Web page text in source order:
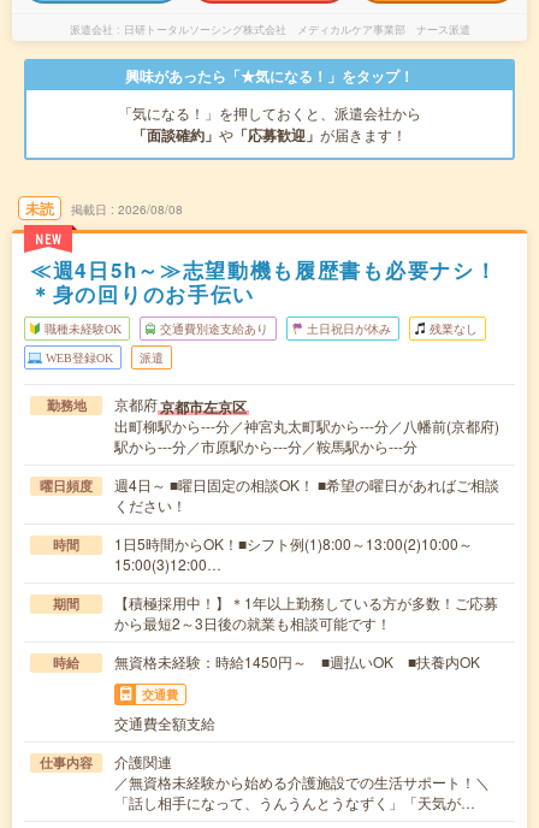
派遣会社 日研トータルソーシング株式会社 メディカルケア事業部 ナース派遣
興味があったら「★気になる！」をタップ！
「気になる！」を押しておくと、派遣会社から
「面談確約」 や 「応募歓迎」 が届きます！
未読
NEW
掲載日 2026/08/08
≪週4日5h～≫志望動機も履歴書も必要ナシ！
＊身の回りのお手伝い
職種未経験OK 交通費別途支給あり 土日祝日が休み 残業なし
WEB登録OK 派遣
勤務地 京都府京都市左京区
出町柳駅から---分／神宮丸太町駅から---分／八幡前(京都府)
駅から---分／市原駅から---分／鞍馬駅から---分
曜日頻度
週4日～ ■曜日固定の相談OK！ ■希望の曜日があればご相談
ください！
時間
1日5時間からOK！■シフト例(1)8:00～13:00(2)10:00～
15:00(3)12:00…
期間
【積極採用中！】＊1年以上勤務している方が多数！ご応募
から最短2～3日後の就業も相談可能です！
時給 無資格未経験：時給1450円～ ■週払いOK ■扶養内OK
交通費
交通費全額支給
仕事内容
介護関連
／無資格未経験から始める介護施設での生活サポート！＼
「話し相手になって、うんうんとうなずく」「天気が…